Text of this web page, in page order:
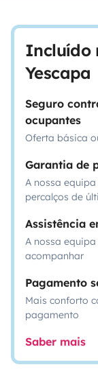
Incluído
Yescapa
Seguro
ocupantes
Oferta básica
Garantia de
A nossa
percalços de
Assistência
A nossa
acompanhar
Pagamento
Mais conforto
pagamento
Saber mais